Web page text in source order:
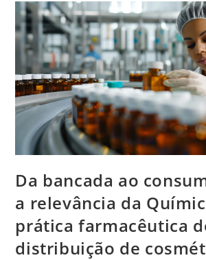
Da bancada ao
a relevância da
prática farmacêutica
distribuição de